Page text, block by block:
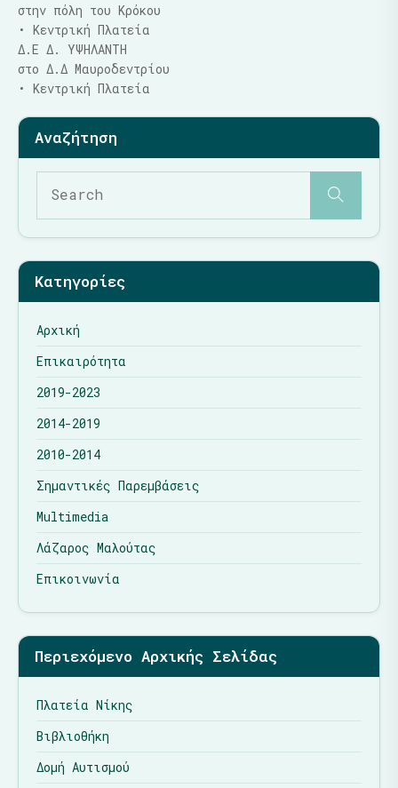
στην πόλη του Κρόκου
• Κεντρική Πλατεία
Δ.Ε Δ. ΥΨΗΛΑΝΤΗ
στο Δ.Δ Μαυροδεντρίου
• Κεντρική Πλατεία
Κατηγορίες
Αρχική
Επικαιρότητα
2019-2023
2014-2019
2010-2014
Σημαντικές Παρεμβάσεις
Multimedia
Λάζαρος Μαλούτας
Επικοινωνία
Περιεχόμενο Αρχικής Σελίδας
Πλατεία Νίκης
Βιβλιοθήκη
Δομή Αυτισμού